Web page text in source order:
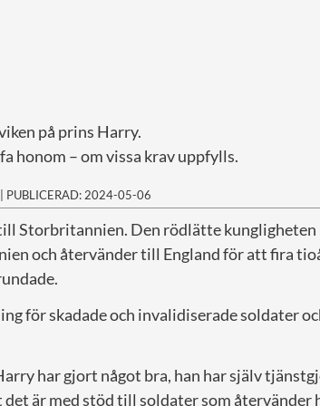
på prins Harry.
honom – om vissa krav uppfylls.
| PUBLICERAD: 2024-05-06
Storbritannien. Den rödlätte
och återvänder till England för att fira
för skadade och invalidiserade soldater
har gjort något bra, han har själv
är med stöd till soldater som återvänder